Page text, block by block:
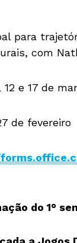
para
com
12 e 17 de
de fevereiro
do 1°